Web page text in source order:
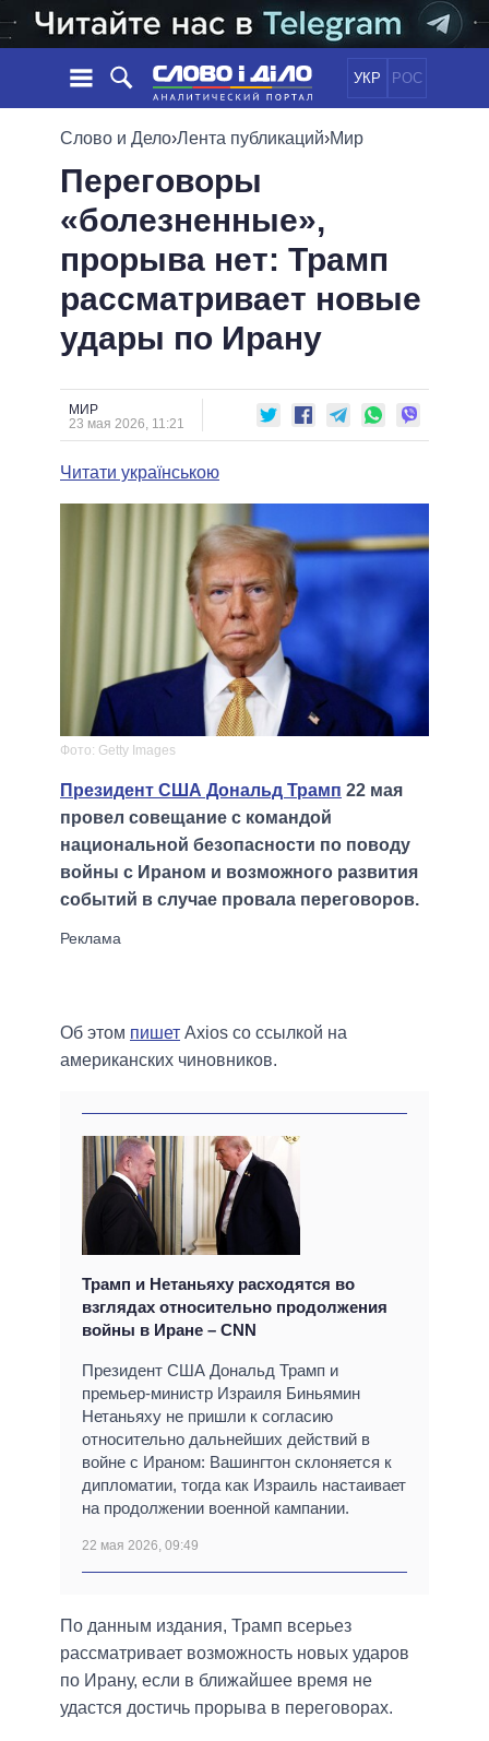
УКР РОС
НОВОСТИ
ЛЕНТА
СОБЫТИЯ
СТАТЬИ
МНЕНИЯ
ОБЗОРЫ
ДАЙДЖЕСТЫ
ЭКОНОМИКА
ОБЩЕСТВО
ОБЕЩАНИЯ
ПОЛИТИКИ
ВСЕ ПОЛИТИКИ
ПРЕЗИДЕНТ И ОФИС
ВЕРХОВНАЯ РАДА
ГЛАВЫ ОБЛАДМИНИСТРАЦИЙ
МЭРЫ
ВСЕ ПЕРСОНЫ
ИНФОГРАФИКА
ВИДЕО
СРАВНЕНИЕ ПОЛИТИКОВ
Слово и Дело›Лента публикаций›Мир
Переговоры
«болезненные»,
прорыва нет: Трамп
рассматривает новые
удары по Ирану
МИР
23 мая 2026, 11:21
Читати українською
Фото: Getty Images
Президент США Дональд Трамп 22 мая
провел совещание с командой
национальной безопасности по поводу
войны с Ираном и возможного развития
событий в случае провала переговоров.
Об этом пишет Axios со ссылкой на
американских чиновников.
Трамп и Нетаньяху расходятся во
взглядах относительно продолжения
войны в Иране – CNN
Президент США Дональд Трамп и
премьер-министр Израиля Биньямин
Нетаньяху не пришли к согласию
относительно дальнейших действий в
войне с Ираном: Вашингтон склоняется к
дипломатии, тогда как Израиль настаивает
на продолжении военной кампании.
22 мая 2026, 09:49
По данным издания, Трамп всерьез
рассматривает возможность новых ударов
по Ирану, если в ближайшее время не
удастся достичь прорыва в переговорах.